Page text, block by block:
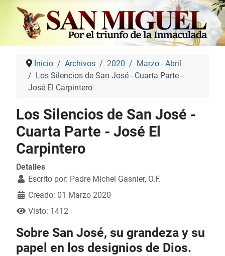
Inicio Archivos 2020
Marzo - Abril
Los Silencios de San José - Cuarta Parte -
José El Carpintero
Los Silencios de San José -
Cuarta Parte - José El
Carpintero
Detalles
Escrito por: Padre Michel Gasnier, O.F.
Creado: 01 Marzo 2020
Visto: 1412
Sobre San José, su grandeza y su
papel en los designios de Dios.